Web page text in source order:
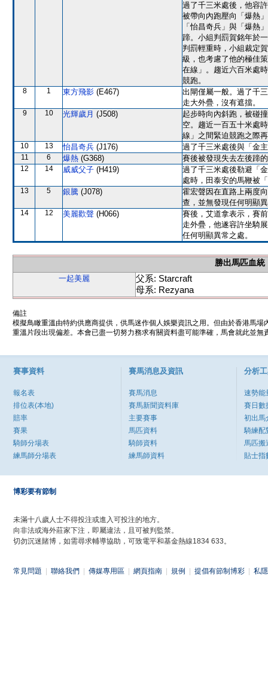
過了千三米處後，他容
被帶向內跑壓向「爆熱
「怡昌奇兵」與「爆熱
蹄。小組判罰賀銘年於
判罰輕重時，小組裁定
級，也考慮了他的極佳
在線」。趨近六百米處
競跑。
8 1 東方飛影 (E467)
出閘僅屬一般。過了千
走大外疊，沒有遮擋。
9 10 光輝歲月 (J508)
起步時向內斜跑，被碰
空。趨近一百五十米處
線」之間緊迫競跑之際
10 13 怡昌奇兵 (J176) 過了千三米處後與「金
11 6 爆熱 (G368) 賽後被發現失去左後蹄
12 14 威威父子 (H419)
過了千三米處後勒避「
處時，田泰安的馬鞭被
13 5 銀騰 (J078)
霍宏聲因在直路上兩度
查，並無發現任何明顯
14 12 美麗歡聲 (H066)
賽後，艾道拿表示，賽
走外疊，他遂容許坐騎
任何明顯異常之處。
勝出馬匹血統
一起美麗
父系: Starcraft
母系: Rezyana
備註
模擬鳥瞰重溫由特約供應商提供，供馬迷作個人娛樂資訊之用。但由於香港馬
重溫片段出現偏差。本會已盡一切努力務求有關資料盡可能準確，馬會就此並
賽事資料
報名表
排位表(本地)
賠率
賽果
騎師分場表
練馬師分場表
賽馬消息及資訊
賽馬消息
賽馬新聞資料庫
主要賽事
馬匹資料
騎師資料
練馬師資料
分析
速勢能
賽日數
初出馬
騎練配
馬匹搬
貼士指
博彩要有節制
未滿十八歲人士不得投注或進入可投注的地方。
向非法或海外莊家下注，即屬違法，且可被判監禁。
切勿沉迷賭博，如需尋求輔導協助，可致電平和基金熱線1834 633。
常見問題 聯絡我們 傳媒專用區 網頁指南 規例 提倡有節制博彩 私